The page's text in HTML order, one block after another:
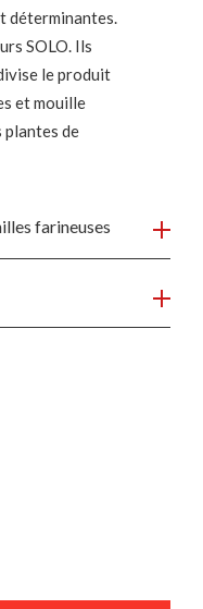
déterminantes.
SOLO. Ils
le produit
et mouille
plantes de
farineuses